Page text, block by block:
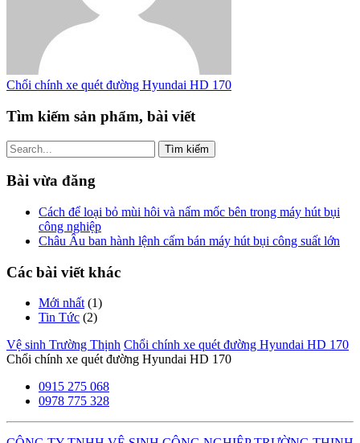
Chổi chính xe quét đường Hyundai HD 170
Tìm kiếm sản phẩm, bài viết
Tìm
kiếm
cho:
Bài vừa đăng
Cách để loại bỏ mùi hôi và nấm mốc bên trong máy hút bụi
công nghiệp
Châu Âu ban hành lệnh cấm bán máy hút bụi công suất lớn
Các bài viết khác
Mới nhất(1)
Tin Tức (2)
Vệ sinh Trường Thịnh Chổi chính xe quét đường Hyundai HD 170
Chổi chính xe quét đường Hyundai HD 170
0915 275 068
0978 775 328